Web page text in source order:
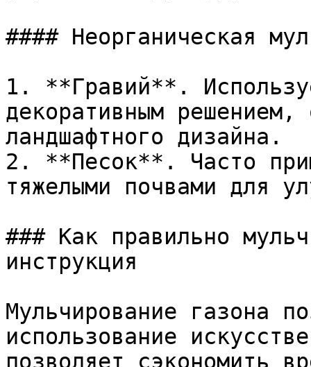
#### Неорганическая
1. **Гравий**.
декоративным
ландшафтного дизайна.
2. **Песок**. Часто
тяжелыми почвами для
### Как правильно
инструкция
Мульчирование газона
использование
позволяет сэкономить